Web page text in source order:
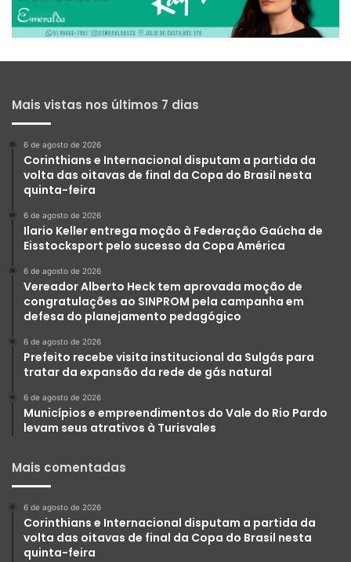
Mais vistas nos últimos 7 dias
6 de agosto de 2026
Corinthians e Internacional disputam a partida da
volta das oitavas de final da Copa do Brasil nesta
quinta-feira
6 de agosto de 2026
Ilario Keller entrega moção à Federação Gaúcha de
Eisstocksport pelo sucesso da Copa América
6 de agosto de 2026
Vereador Alberto Heck tem aprovada moção de
congratulações ao SINPROM pela campanha em
defesa do planejamento pedagógico
6 de agosto de 2026
Prefeito recebe visita institucional da Sulgás para
tratar da expansão da rede de gás natural
6 de agosto de 2026
Municípios e empreendimentos do Vale do Rio Pardo
levam seus atrativos à Turisvales
Mais comentadas
6 de agosto de 2026
Corinthians e Internacional disputam a partida da
volta das oitavas de final da Copa do Brasil nesta
quinta-feira